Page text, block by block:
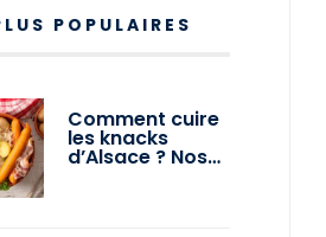
POPULAIRES
Comment cuire
les knacks
d’Alsace ? Nos…